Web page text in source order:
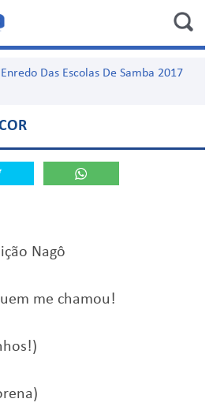
Das Escolas De Samba 2017
Nagô
me chamou!